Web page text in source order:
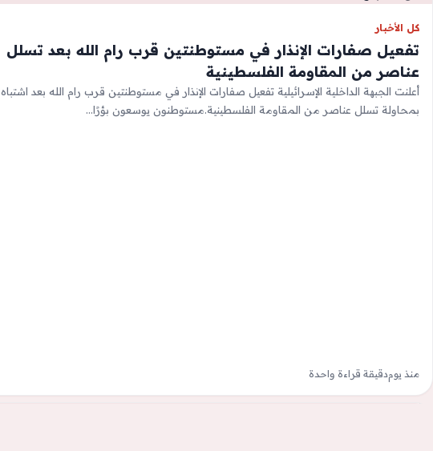
كل الأخبار
تفعيل صفارات الإنذار في مستوطنتين قرب رام الله بعد تسلل
عناصر من المقاومة الفلسطينية
أعلنت الجبهة الداخلية الإسرائيلية تفعيل صفارات الإنذار في مستوطنتين قرب رام الله بعد اشتباه
بمحاولة تسلل عناصر من المقاومة الفلسطينية.مستوطنون يوسعون بؤرًا…
منذ يومدقيقة قراءة واحدة